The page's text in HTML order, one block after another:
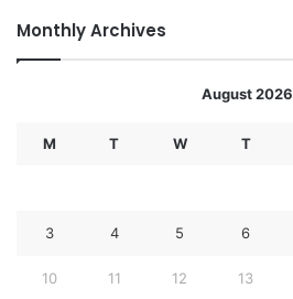
Monthly Archives
August 2026
M T W T
3 4 5 6
10 11 12 13